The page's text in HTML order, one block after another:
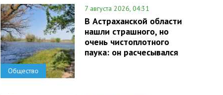
Общество
7 августа 2026, 04:31
В Астраханской области
нашли страшного, но
очень чистоплотного
паука: он расчесывался